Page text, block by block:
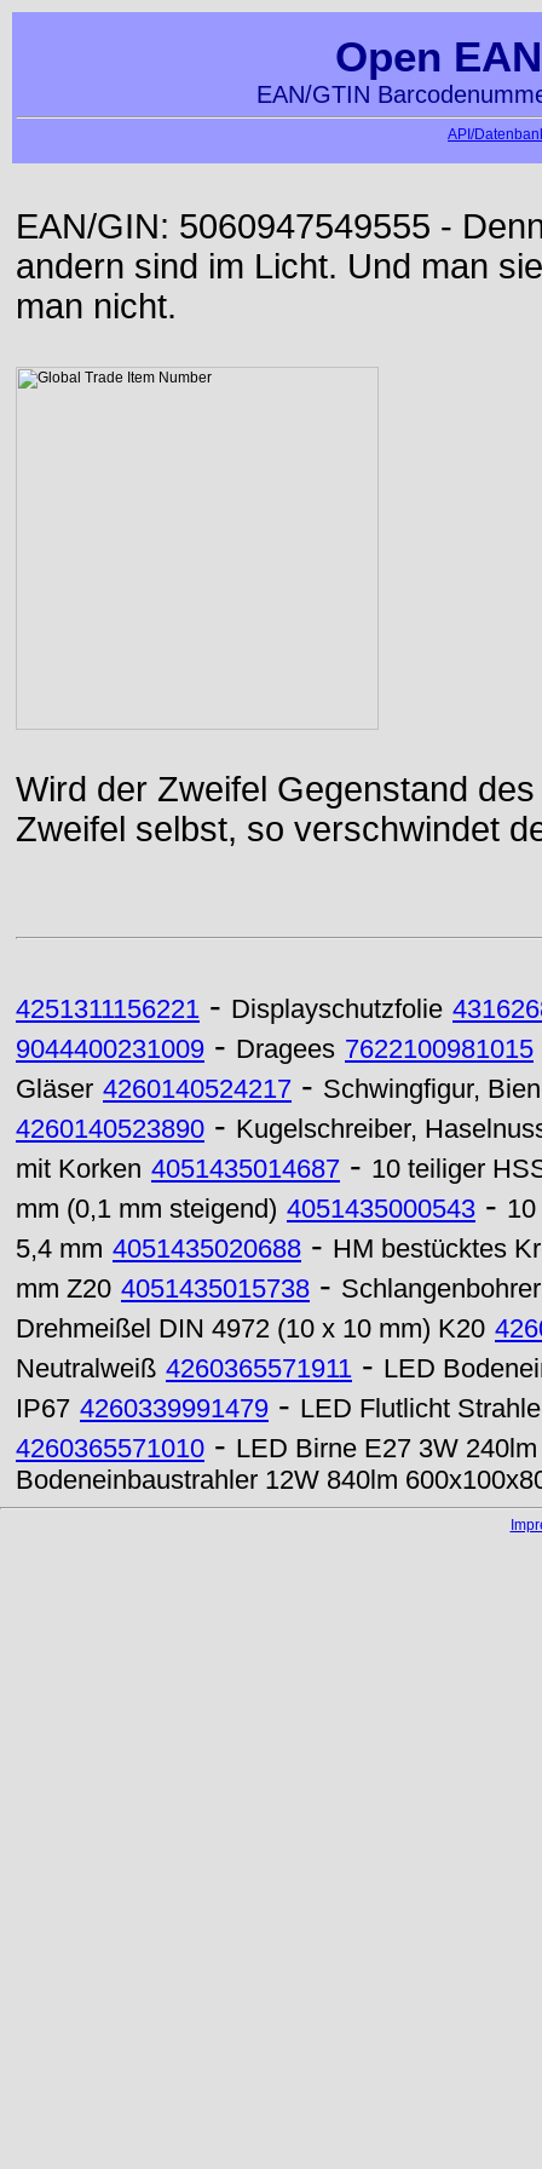
Open
EAN/GTIN
API/
EAN/GIN: 5060947549555 -
andern sind im Licht. Und man
man nicht.
Wird der Zweifel Gegenstand
Zweifel selbst, so verschwindet
4251311156221 - Displayschutzfolie
9044400231009 - Dragees 7622100981015
Gläser 4260140524217 - Schwingfigur,
4260140523890 - Kugelschreiber,
mit Korken 4051435014687 - 10 teiliger
mm (0,1 mm steigend) 4051435000543 -
5,4 mm 4051435020688 - HM bestücktes
mm Z20 4051435015738 -
Drehmeißel DIN 4972 (10 x 10 mm) K20
Neutralweiß 4260365571911 - LED
IP67 4260339991479 - LED Flutlicht
4260365571010 - LED Birne E27 3W
Bodeneinbaustrahler 12W 840lm